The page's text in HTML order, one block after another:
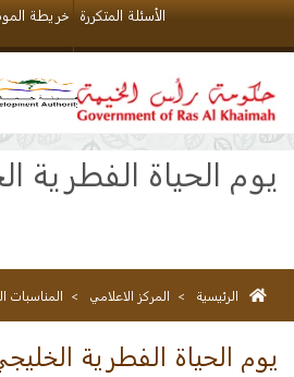
خريطة الأسئلة المتكررة
يوم الحياة الفطرية
الرئيسية > المركز الاعلامي > المناسبات
يوم الحياة الفطرية